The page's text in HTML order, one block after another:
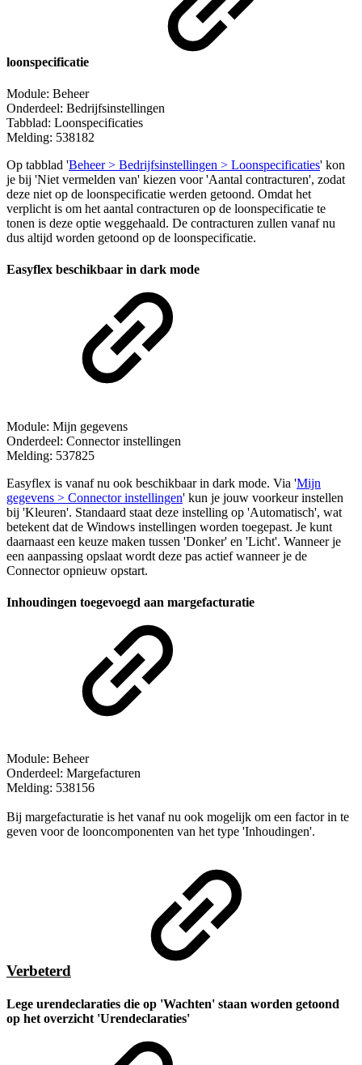
loonspecificatie
Module: Beheer
Onderdeel: Bedrijfsinstellingen
Tabblad: Loonspecificaties
Melding: 538182
Op tabblad 'Beheer > Bedrijfsinstellingen > Loonspecificaties' kon
je bij 'Niet vermelden van' kiezen voor 'Aantal contracturen', zodat
deze niet op de loonspecificatie werden getoond. Omdat het
verplicht is om het aantal contracturen op de loonspecificatie te
tonen is deze optie weggehaald. De contracturen zullen vanaf nu
dus altijd worden getoond op de loonspecificatie.
Easyflex beschikbaar in dark mode
Module: Mijn gegevens
Onderdeel: Connector instellingen
Melding: 537825
Easyflex is vanaf nu ook beschikbaar in dark mode. Via 'Mijn
gegevens > Connector instellingen' kun je jouw voorkeur instellen
bij 'Kleuren'. Standaard staat deze instelling op 'Automatisch', wat
betekent dat de Windows instellingen worden toegepast. Je kunt
daarnaast een keuze maken tussen 'Donker' en 'Licht'. Wanneer je
een aanpassing opslaat wordt deze pas actief wanneer je de
Connector opnieuw opstart.
Inhoudingen toegevoegd aan margefacturatie
Module: Beheer
Onderdeel: Margefacturen
Melding: 538156
Bij margefacturatie is het vanaf nu ook mogelijk om een factor in te
geven voor de looncomponenten van het type 'Inhoudingen'.
Verbeterd
Lege urendeclaraties die op 'Wachten' staan worden getoond
op het overzicht 'Urendeclaraties'